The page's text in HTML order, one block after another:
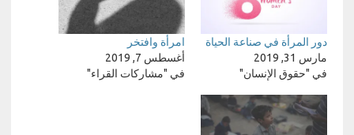
دور المرأة في صناعة الحياة
مارس 31, 2019
في "حقوق الإنسان"
امرأة وافتخر
أغسطس 7, 2019
في "مشاركات القراء"